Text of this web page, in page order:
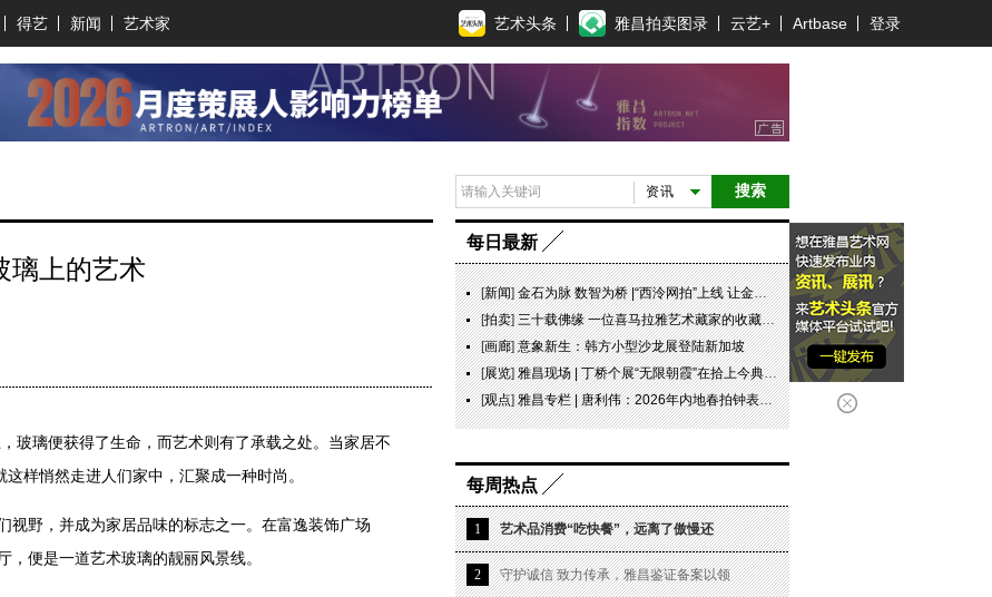
得艺 新闻 艺术家 艺术头条 雅昌拍卖图录 云艺+ Artbase 登录
璃上的艺术
璃便获得了生命，而艺术则有了承载之处。当家居不
样悄然走进人们家中，汇聚成一种时尚。
野，并成为家居品味的标志之一。在富逸装饰广场
便是一道艺术玻璃的靓丽风景线。
搜索
资讯
每日最新
[新闻]金石为脉 数智为桥 |“西泠网拍”上线 让金石文脉触手可及
[拍卖]三十载佛缘 一位喜马拉雅艺术藏家的收藏传奇
[画廊]意象新生：韩方小型沙龙展登陆新加坡
[展览]雅昌现场 | 丁桥个展“无限朝霞”在拾上今典艺术中心开幕
[观点]雅昌专栏 | 唐利伟：2026年内地春拍钟表市场观察 赛道重构、圈层分化与收藏逻辑迭代
每周热点
1 艺术品消费“吃快餐”，远离了傲慢还
2 守护诚信 致力传承，雅昌鉴证备案以领